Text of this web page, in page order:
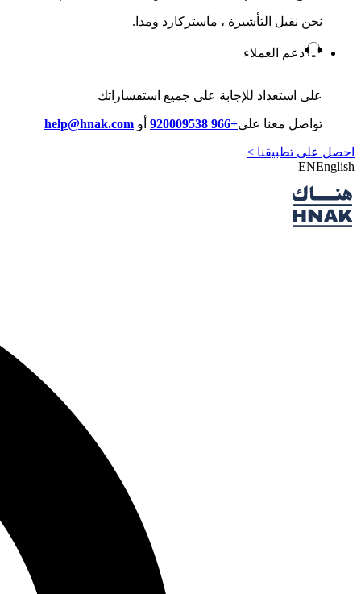
نحن نقبل التأشيرة ، ماستركارد ومدا.
دعم العملاء
على استعداد للإجابة على جميع استفساراتك
تواصل معنا على+966 920009538 أو help@hnak.com
احصل على تطبيقنا >
ENEnglish